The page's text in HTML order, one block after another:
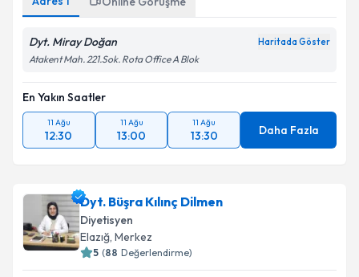
kapsamda işlenmesini kabul ediyorum.
Takvim Talebini Gönder
Dyt. Miray Doğan Haritada Göster
Atakent Mah. 221.Sok. Rota Office A Blok
En Yakın Saatler
11 Ağu
12:30
11 Ağu
13:00
11 Ağu
13:30 Daha Fazla
Dyt. Büşra Kılınç Dilmen
Diyetisyen
Elazığ, Merkez
5 (88 Değerlendirme)